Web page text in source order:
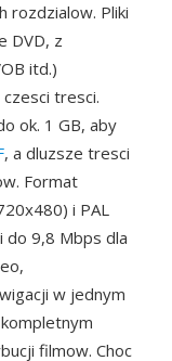
rozdzialow. Pliki
DVD, z
itd.)
tresci.
ok. 1 GB, aby
, a dluzsze tresci
Format
i PAL
do 9,8 Mbps dla
w jednym
filmow. Choc